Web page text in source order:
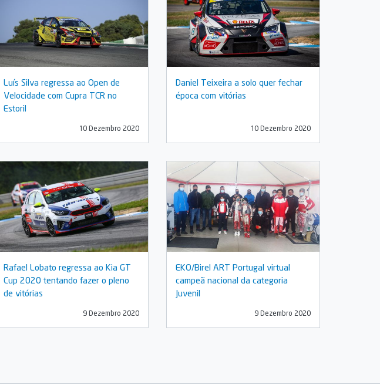
Luís Silva regressa ao Open de
Velocidade com Cupra TCR no
Estoril
10 Dezembro 2020
Daniel Teixeira a solo quer fechar
época com vitórias
10 Dezembro 2020
Rafael Lobato regressa ao Kia GT
Cup 2020 tentando fazer o pleno
de vitórias
9 Dezembro 2020
EKO/Birel ART Portugal virtual
campeã nacional da categoria
Juvenil
9 Dezembro 2020